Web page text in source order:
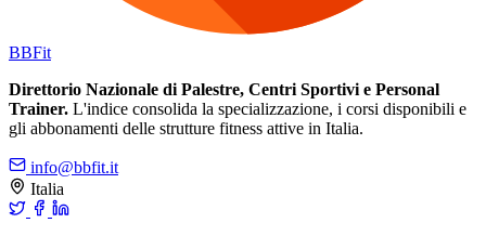
BBFit
Direttorio Nazionale di Palestre, Centri Sportivi e Personal
Trainer. L'indice consolida la specializzazione, i corsi disponibili e
gli abbonamenti delle strutture fitness attive in Italia.
info@bbfit.it
Italia